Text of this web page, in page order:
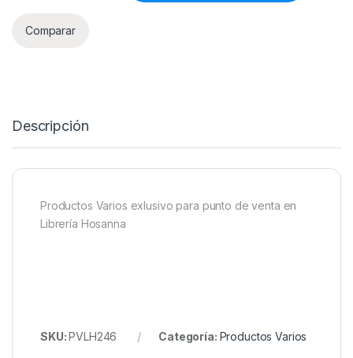
Comparar
Descripción
Productos Varios exlusivo para punto de venta en
Librería Hosanna
SKU:PVLH246 Categoría: Productos Varios